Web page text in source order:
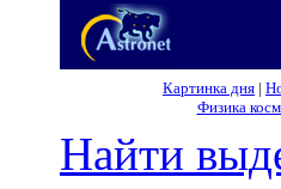
Картинка дня |
Физика
Найти